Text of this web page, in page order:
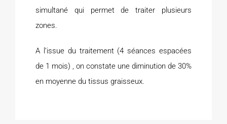
simultané qui permet de traiter plusieurs
zones.
A l’issue du traitement (4 séances espacées
de 1 mois) , on constate une diminution de 30%
en moyenne du tissus graisseux.